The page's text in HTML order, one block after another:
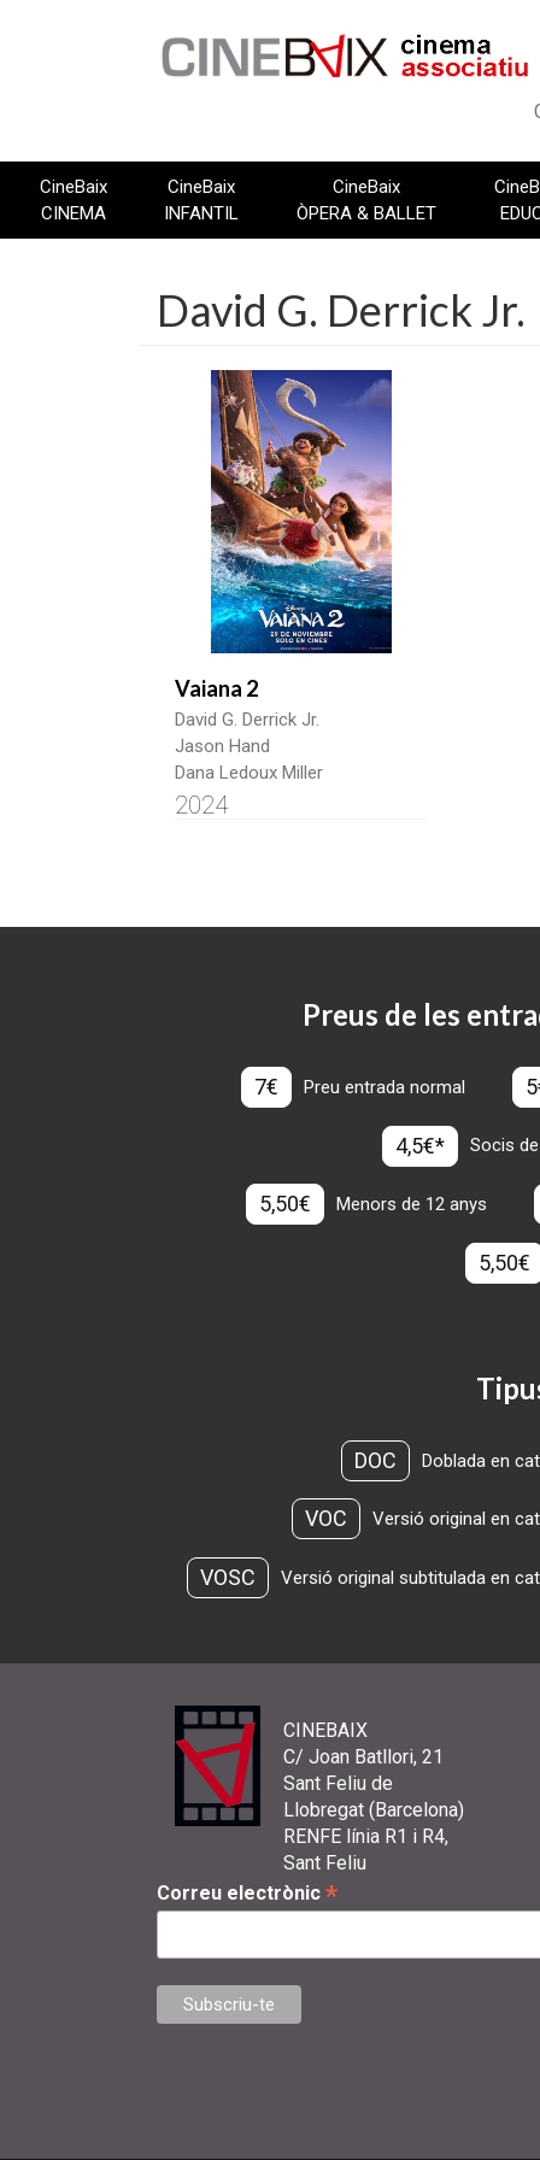
CineBaix
CINEMA
CineBaix
INFANTIL
CineBaix
ÒPERA & BALLET
David G. Derrick Jr.
Vaiana 2
David G. Derrick Jr.
Jason Hand
Dana Ledoux Miller
2024
Preus de les
7€ Preu entrada normal
4,5€* Socis
5,50€ Menors de 12 anys
5,50€
DOC Doblada en
VOC Versió original en
VOSC Versió original subtitulada en
CINEBAIX
C/ Joan Batllori, 21
Sant Feliu de
Llobregat (Barcelona)
RENFE línia R1 i R4,
Sant Feliu
Correu electrònic *